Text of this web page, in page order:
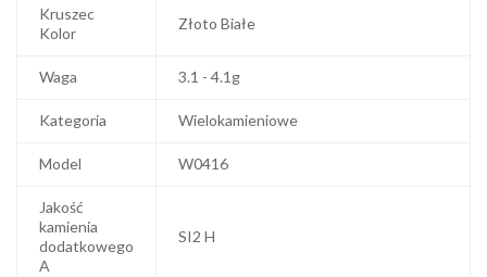
Kruszec
Kolor
Złoto Białe
Waga 3.1 - 4.1g
Kategoria Wielokamieniowe
Model W0416
Jakość
kamienia
dodatkowego
A
SI2 H